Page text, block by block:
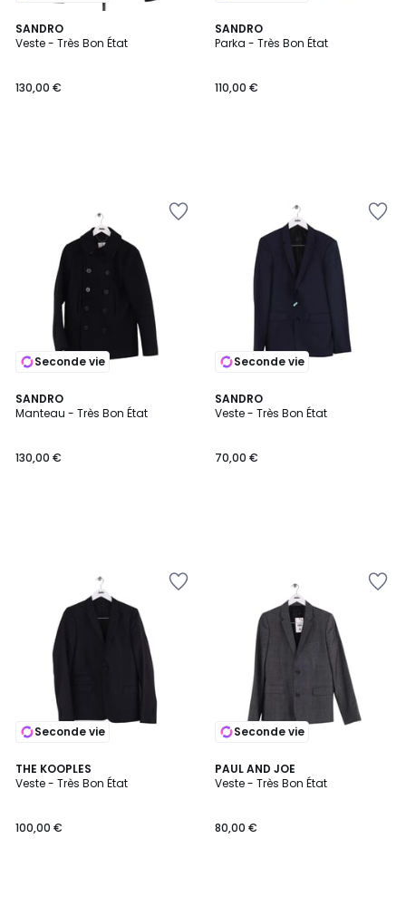
SANDRO
Veste - Très Bon État
130,00 €
SANDRO
Parka - Très Bon État
110,00 €
Seconde vie
SANDRO
Manteau - Très Bon État
130,00 €
Seconde vie
SANDRO
Veste - Très Bon État
70,00 €
Seconde vie
THE KOOPLES
Veste - Très Bon État
100,00 €
Seconde vie
PAUL AND JOE
Veste - Très Bon État
80,00 €